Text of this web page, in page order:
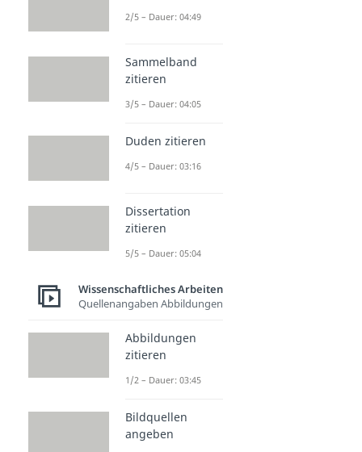
2/5 – Dauer: 04:49
Sammelband
zitieren
3/5 – Dauer: 04:05
Duden zitieren
4/5 – Dauer: 03:16
Dissertation
zitieren
5/5 – Dauer: 05:04
Wissenschaftliches Arbeiten
Quellenangaben Abbildungen
Abbildungen
zitieren
1/2 – Dauer: 03:45
Bildquellen
angeben